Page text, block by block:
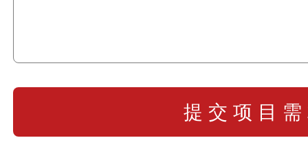
提交项目